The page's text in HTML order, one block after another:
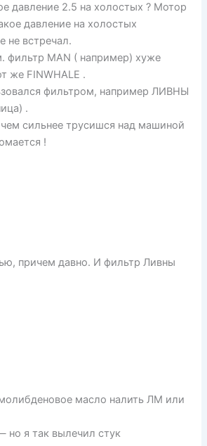
давление 2.5 на холостых ? Мотор
давление на холостых
не встречал.
фильтр МАN ( например) хуже
же FINWHALE .
фильтром, например ЛИВНЫ
.
сильнее трусишся над машиной
!
причем давно. И фильтр Ливны
масло налить ЛМ или
я так вылечил стук